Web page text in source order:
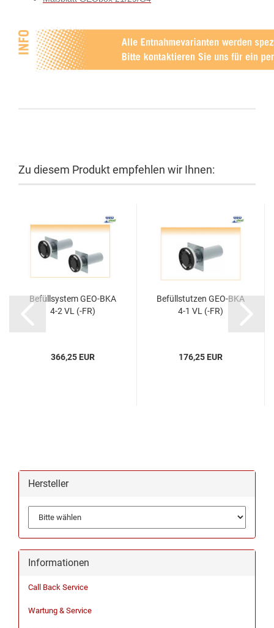
Zu diesem Produkt empfehlen wir Ihnen:
Befüllsystem GEO-BKA
4-2 VL (-FR)
366,25 EUR
Befüllstutzen GEO-BKA
4-1 VL (-FR)
176,25 EUR
Hersteller
Informationen
Call Back Service
Wartung & Service